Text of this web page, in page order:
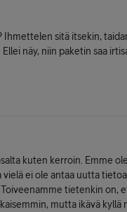
Ihmettelen sitä itsekin,
näy, niin paketin saa
kuten kerroin. Emme
ei ole antaa uutta
tietenkin on,
mutta ikävä